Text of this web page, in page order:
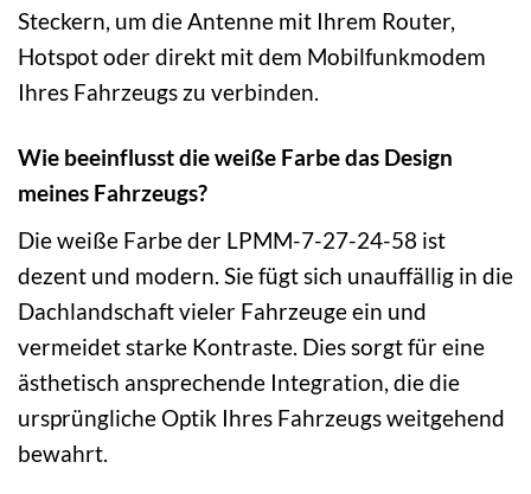
Steckern, um die Antenne mit Ihrem Router,
Hotspot oder direkt mit dem Mobilfunkmodem
Ihres Fahrzeugs zu verbinden.
Wie beeinflusst die weiße Farbe das Design
meines Fahrzeugs?
Die weiße Farbe der LPMM-7-27-24-58 ist
dezent und modern. Sie fügt sich unauffällig in die
Dachlandschaft vieler Fahrzeuge ein und
vermeidet starke Kontraste. Dies sorgt für eine
ästhetisch ansprechende Integration, die die
ursprüngliche Optik Ihres Fahrzeugs weitgehend
bewahrt.